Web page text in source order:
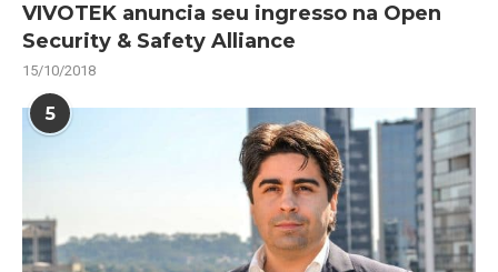
VIVOTEK anuncia seu ingresso na Open
Security & Safety Alliance
15/10/2018
5